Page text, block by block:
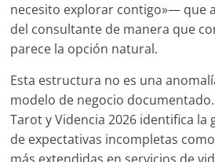
necesito explorar contigo»— que
del consultante de manera que
parece la opción natural.
Esta estructura no es una
modelo de negocio
Tarot y Videncia 2026 identifica la
de expectativas incompletas